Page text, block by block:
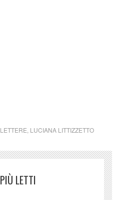
LETTERE LUCIANA LITTIZZETTO
PIÙ LETTI